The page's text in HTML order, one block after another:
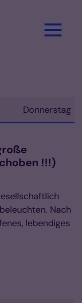
Donnerstag
!!!)
Nach
lebendiges